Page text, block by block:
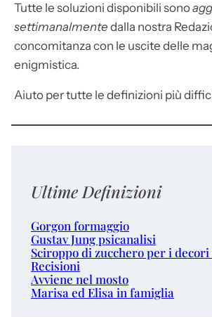
Tutte le soluzioni disponibili sono
settimanalmente dalla nostra
concomitanza con le uscite delle
enigmistica.
Aiuto per tutte le definizioni più
Ultime Definizioni
Gorgon formaggio
Gustav Jung psicanalisi
Sciroppo di zucchero per i
Recisioni
Avviene nel mosto
Marisa ed Elisa in famiglia